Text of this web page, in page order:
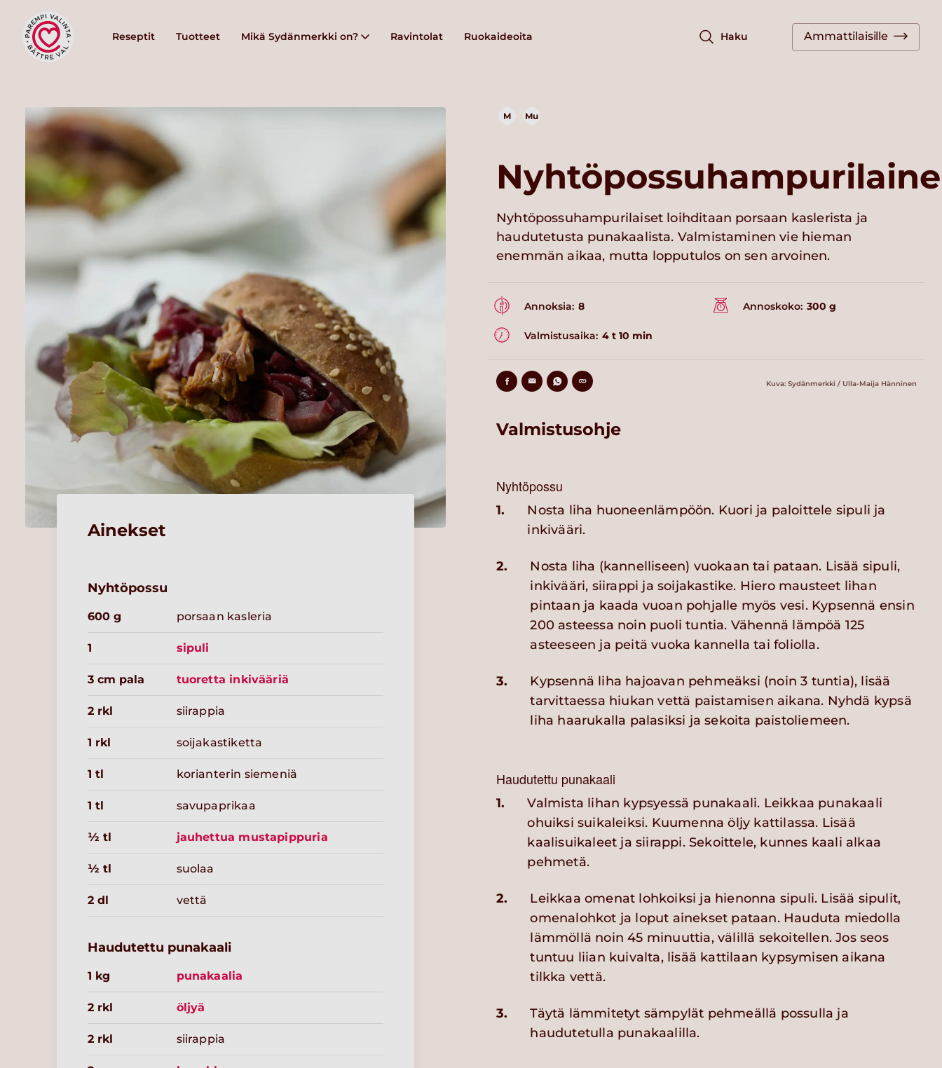
Reseptit Tuotteet Mikä Sydänmerkki on? Ravintolat Ruokaideoita Haku Ammattilaisille
Ainekset
Nyhtöpossu
600 g porsaan kasleria
1 sipuli
3 cm pala tuoretta inkivääriä
2 rkl siirappia
1 rkl soijakastiketta
1 tl korianterin siemeniä
1 tl savupaprikaa
½ tl jauhettua mustapippuria
½ tl suolaa
2 dl vettä
Haudutettu punakaali
1 kg punakaalia
2 rkl öljyä
2 rkl siirappia
M Mu
Nyhtöpossuhampurilaiset loihditaan porsaan kaslerista ja
haudutetusta punakaalista. Valmistaminen vie hieman
enemmän aikaa, mutta lopputulos on sen arvoinen.
Annoksia: 8 Annoskoko: 300 g
Valmistusaika: 4 t 10 min
Kuva: Sydänmerkki / Ulla-Maija Hänninen
Valmistusohje
Nyhtöpossu
1.
Nosta liha huoneenlämpöön. Kuori ja paloittele sipuli ja
inkivääri.
2.
Nosta liha (kannelliseen) vuokaan tai pataan. Lisää sipuli,
inkivääri, siirappi ja soijakastike. Hiero mausteet lihan
pintaan ja kaada vuoan pohjalle myös vesi. Kypsennä ensin
200 asteessa noin puoli tuntia. Vähennä lämpöä 125
asteeseen ja peitä vuoka kannella tai foliolla.
3.
Kypsennä liha hajoavan pehmeäksi (noin 3 tuntia), lisää
tarvittaessa hiukan vettä paistamisen aikana. Nyhdä kypsä
liha haarukalla palasiksi ja sekoita paistoliemeen.
Haudutettu punakaali
1.
Valmista lihan kypsyessä punakaali. Leikkaa punakaali
ohuiksi suikaleiksi. Kuumenna öljy kattilassa. Lisää
kaalisuikaleet ja siirappi. Sekoittele, kunnes kaali alkaa
pehmetä.
2.
Leikkaa omenat lohkoiksi ja hienonna sipuli. Lisää sipulit,
omenalohkot ja loput ainekset pataan. Hauduta miedolla
lämmöllä noin 45 minuuttia, välillä sekoitellen. Jos seos
tuntuu liian kuivalta, lisää kattilaan kypsymisen aikana
tilkka vettä.
3.
Täytä lämmitetyt sämpylät pehmeällä possulla ja
haudutetulla punakaalilla.